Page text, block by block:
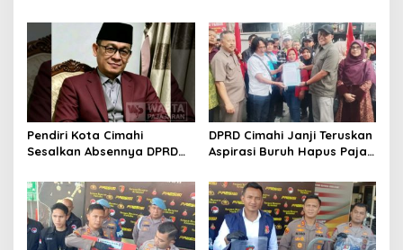
Legitimasi Parpol
Siap Tampung Dua Ribu
Siswa
Pendiri Kota Cimahi
Sesalkan Absennya DPRD
Rebranding RSUD Cibabat
DPRD Cimahi Janji Teruskan
Aspirasi Buruh Hapus Pajak
dan DPR